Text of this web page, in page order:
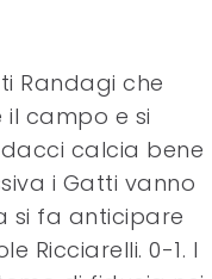
Randagi che
campo e si
calcia bene
i Gatti vanno
si fa anticipare
Ricciarelli. 0-1. I